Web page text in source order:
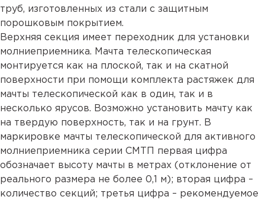
труб, изготовленных из стали с защитным
порошковым покрытием.
Верхняя секция имеет переходник для установки
молниеприемника. Мачта телескопическая
монтируется как на плоской, так и на скатной
поверхности при помощи комплекта растяжек для
мачты телескопической как в один, так и в
несколько ярусов. Возможно установить мачту как
на твердую поверхность, так и на грунт. В
маркировке мачты телескопической для активного
молниеприемника серии СМТП первая цифра
обозначает высоту мачты в метрах (отклонение от
реального размера не более 0,1 м); вторая цифра –
количество секций; третья цифра – рекомендуемое